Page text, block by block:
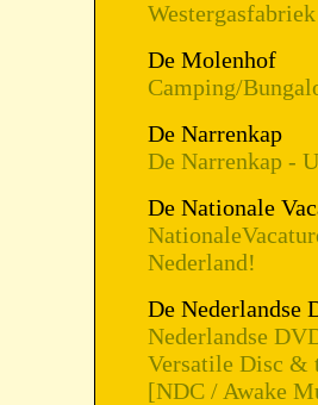
Westergasfabriek
De Molenhof
Camping/
De Narrenkap
De Narrenkap -
De Nationale
Nederland!
De Nederlandse
Nederlandse
Versatile Disc &
[NDC / Awake